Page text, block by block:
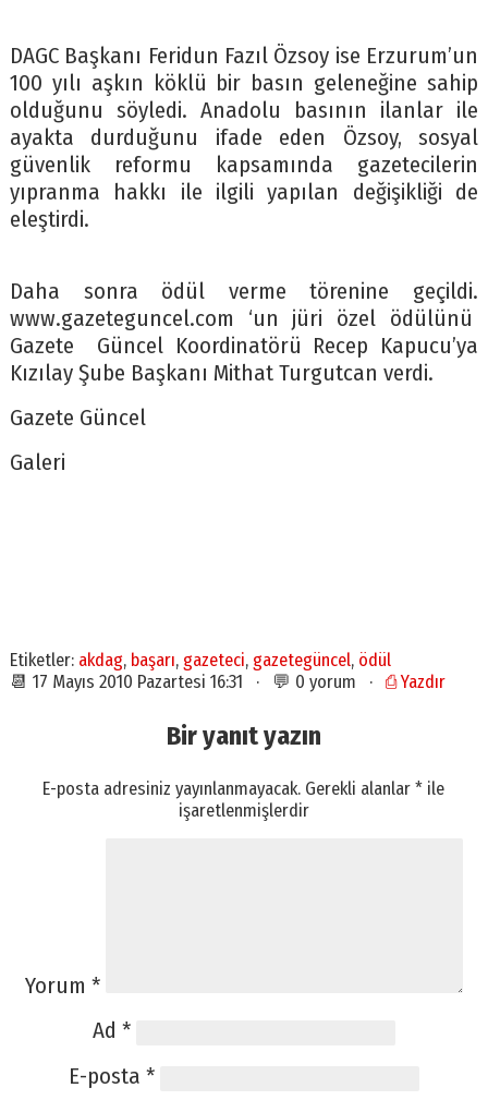
DAGC Başkanı Feridun Fazıl Özsoy ise Erzurum’un
100 yılı aşkın köklü bir basın geleneğine sahip
olduğunu söyledi. Anadolu basının ilanlar ile
ayakta durduğunu ifade eden Özsoy, sosyal
güvenlik reformu kapsamında gazetecilerin
yıpranma hakkı ile ilgili yapılan değişikliği de
eleştirdi.
Daha sonra ödül verme törenine geçildi.
www.gazeteguncel.com ‘un jüri özel ödülünü
Gazete Güncel Koordinatörü Recep Kapucu’ya
Kızılay Şube Başkanı Mithat Turgutcan verdi.
Gazete Güncel
Galeri
Etiketler: akdag, başarı, gazeteci, gazetegüncel, ödül
📆 17 Mayıs 2010 Pazartesi 16:31 · 💬 0 yorum · ⎙ Yazdır
Bir yanıt yazın
E-posta adresiniz yayınlanmayacak. Gerekli alanlar* ile
işaretlenmişlerdir
Yorum *
Ad *
E-posta *